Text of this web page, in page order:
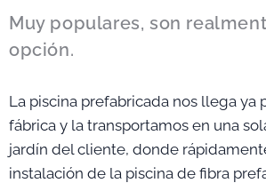
Muy populares, son
opción.
La piscina prefabricada nos llega ya
fábrica y la transportamos en una
jardín del cliente, donde
instalación de la piscina de fibra